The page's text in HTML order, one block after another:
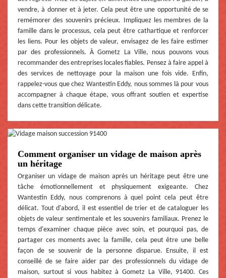
vendre, à donner et à jeter. Cela peut être une opportunité de se
remémorer des souvenirs précieux. Impliquez les membres de la
famille dans le processus, cela peut être cathartique et renforcer
les liens. Pour les objets de valeur, envisagez de les faire estimer
par des professionnels. À Gometz La Ville, nous pouvons vous
recommander des entreprises locales fiables. Pensez à faire appel à
des services de nettoyage pour la maison une fois vide. Enfin,
rappelez-vous que chez Wantestin Eddy, nous sommes là pour vous
accompagner à chaque étape, vous offrant soutien et expertise
dans cette transition délicate.
Comment organiser un vidage de maison après
un héritage
Organiser un vidage de maison après un héritage peut être une
tâche émotionnellement et physiquement exigeante. Chez
Wantestin Eddy, nous comprenons à quel point cela peut être
délicat. Tout d'abord, il est essentiel de trier et de cataloguer les
objets de valeur sentimentale et les souvenirs familiaux. Prenez le
temps d'examiner chaque pièce avec soin, et pourquoi pas, de
partager ces moments avec la famille, cela peut être une belle
façon de se souvenir de la personne disparue. Ensuite, il est
conseillé de se faire aider par des professionnels du vidage de
maison, surtout si vous habitez à Gometz La Ville, 91400. Ces